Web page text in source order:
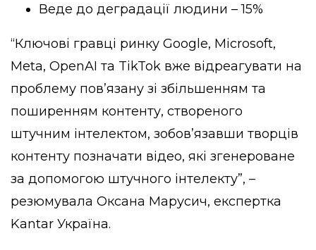
Веде до деградації людини – 15%
“Ключові гравці ринку Google, Microsoft,
Meta, OpenAI та TikTok вже відреагувати на
проблему пов’язану зі збільшенням та
поширенням контенту, створеного
штучним інтелектом, зобов’язавши творців
контенту позначати відео, які згенероване
за допомогою штучного інтелекту”, –
резюмувала Оксана Марусич, експертка
Kantar Україна.